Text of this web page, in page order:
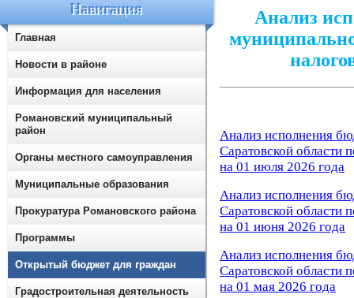
Анализ
Анализ исполнения
Саратовской области
на 01 июля 2026 года
Анализ исполнения
Саратовской области
на 01 июня 2026 года
Анализ исполнения
Саратовской области
на 01 мая 2026 года
Навигация
Главная
Новости в районе
Информация для населения
Романовский муниципальный
район
Органы местного самоуправления
Муниципальные образования
Прокуратура Романовского района
Программы
Открытый бюджет для граждан
Градостроительная деятельность